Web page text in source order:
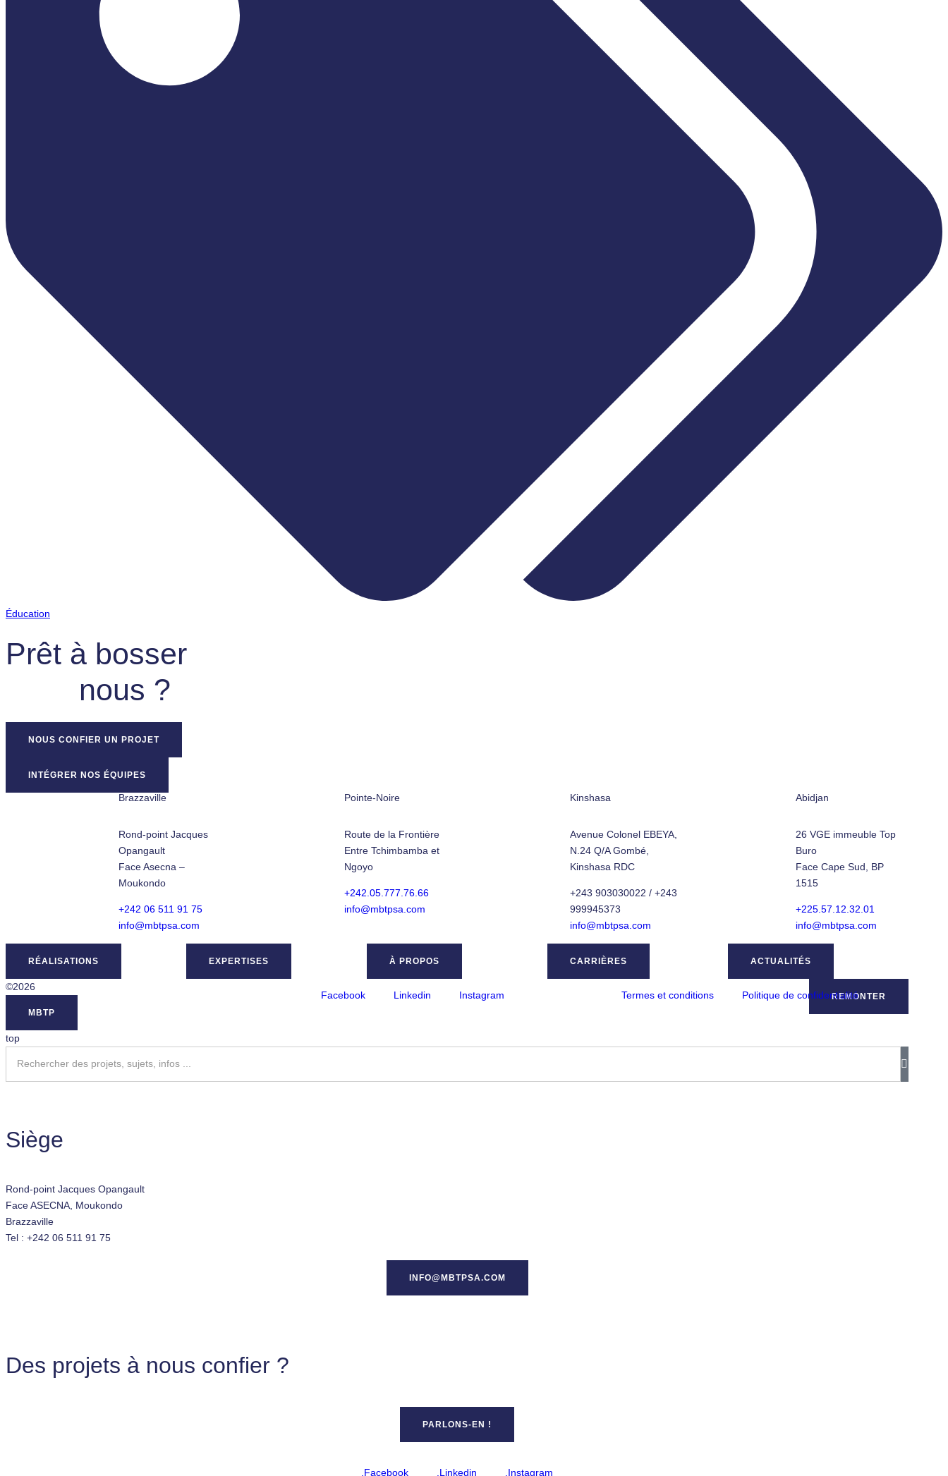
Éducation
Prêt à bosser
nous ?
NOUS CONFIER UN PROJET
INTÉGRER NOS ÉQUIPES
Brazzaville
Rond-point Jacques
Opangault
Face Asecna –
Moukondo
+242 06 511 91 75
info@mbtpsa.com
Pointe-Noire
Route de la Frontière
Entre Tchimbamba et
Ngoyo
+242.05.777.76.66
info@mbtpsa.com
Kinshasa
Avenue Colonel EBEYA,
N.24 Q/A Gombé,
Kinshasa RDC
+243 903030022 / +243
999945373
info@mbtpsa.com
Abidjan
26 VGE immeuble Top
Buro
Face Cape Sud, BP
1515
+225.57.12.32.01
info@mbtpsa.com
RÉALISATIONS EXPERTISES À PROPOS CARRIÈRES ACTUALITÉS
©2026
MBTP
Facebook Linkedin Instagram Termes et conditions Politique de confidentialitéREMONTER
top
Siège
Rond-point Jacques Opangault
Face ASECNA, Moukondo
Brazzaville
Tel : +242 06 511 91 75
INFO@MBTPSA.COM
Des projets à nous confier ?
PARLONS-EN !
.Facebook .Linkedin .Instagram